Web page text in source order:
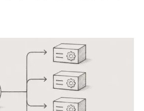
은 매우 유용한 솔루션입니다. 이는
맞는 새로운 권한과 대상을 가진 토